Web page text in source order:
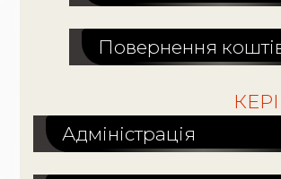
Повернення
Адміністрація